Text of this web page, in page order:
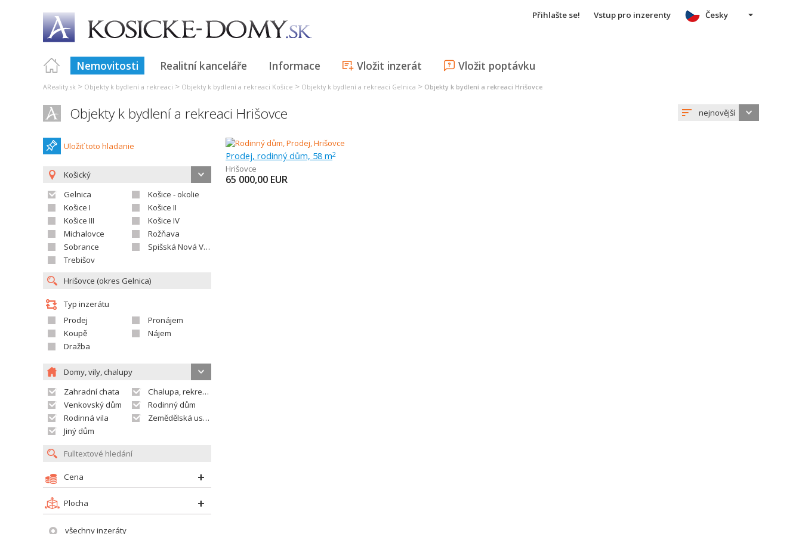
Přihlašte se! Vstup pro inzerenty
Nemovitosti Realitní kanceláře Informace Vložit inzerát Vložit poptávku
Česky
AReality.sk > Objekty k bydlení a rekreaci > Objekty k bydlení a rekreaci Košice > Objekty k bydlení a rekreaci Gelnica > Objekty k bydlení a rekreaci Hrišovce
Objekty k bydlení a rekreaci Hrišovce nejnovější
Uložiť toto hladanie
Košický
Gelnica
Košice - okolie
Košice I
Košice II
Košice III
Košice IV
Michalovce
Rožňava
Sobrance
Spišská Nová Ves
Trebišov
Typ inzerátu
Prodej
Pronájem
Koupě
Nájem
Dražba
Domy, vily, chalupy
Zahradní chata
Chalupa, rekreační domek
Venkovský dům
Rodinný dům
Rodinná vila
Zemědělská usedlost
Jiný dům
Cena
Plocha
všechny inzeráty
Prodej, rodinný dům, 58 m2
Hrišovce
65 000,00 EUR